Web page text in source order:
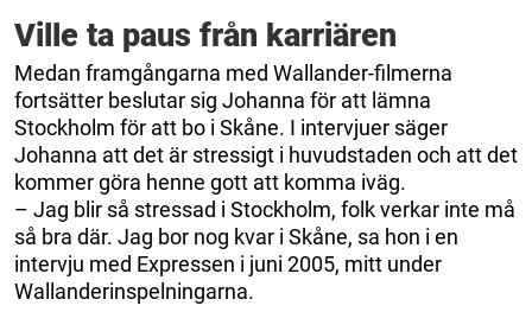
Ville ta paus från karriären
Medan framgångarna med Wallander-filmerna
fortsätter beslutar sig Johanna för att lämna
Stockholm för att bo i Skåne. I intervjuer säger
Johanna att det är stressigt i huvudstaden och att det
kommer göra henne gott att komma iväg.
– Jag blir så stressad i Stockholm, folk verkar inte må
så bra där. Jag bor nog kvar i Skåne, sa hon i en
intervju med Expressen i juni 2005, mitt under
Wallanderinspelningarna.